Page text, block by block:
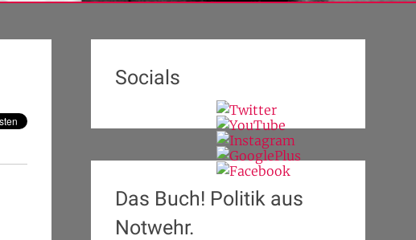
Socials
Das Buch! Politik aus
Notwehr.